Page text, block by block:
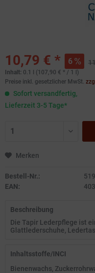
10,79 € * 6
Inhalt: 0.1 l (107,90 € * / 1 l)
Preise inkl. gesetzlicher MwSt.
Sofort versandfertig,
Lieferzeit 3-5 Tage*
Merken
Bestell-Nr.:
EAN:
Beschreibung
Die Tapir Lederpflege ist
Glattlederschuhe,
Inhaltsstoffe/INCI
Bienenwachs,